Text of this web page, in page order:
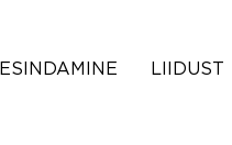
LIIDUST